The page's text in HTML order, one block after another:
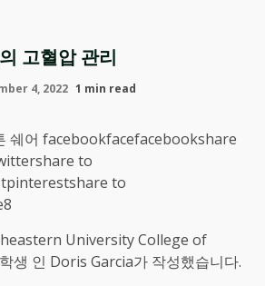
고혈압 관리
4, 2022 1 min read
쉐어 facebookfacefacebookshare
to
to
University College of
생 인 Doris Garcia가 작성했습니다.